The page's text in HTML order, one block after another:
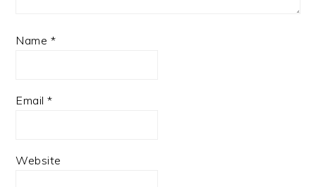
Name *
Email*
Website